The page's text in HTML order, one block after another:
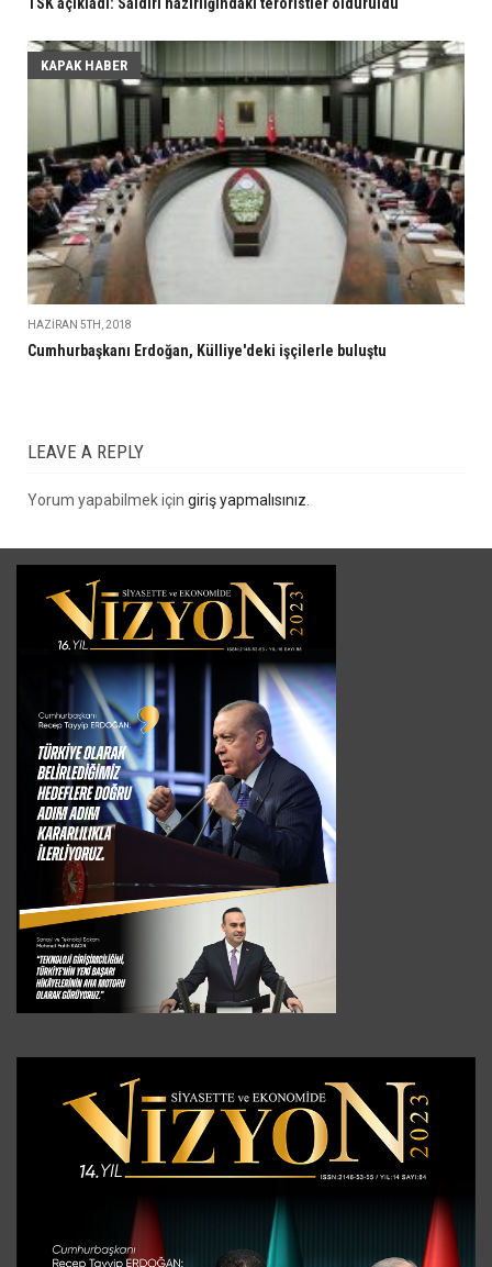
TSK açıkladı: Saldırı hazırlığındaki teröristler öldürüldü
KAPAK HABER
HAZIRAN 5TH, 2018
Cumhurbaşkanı Erdoğan, Külliye'deki işçilerle buluştu
LEAVE A REPLY
Yorum yapabilmek için giriş yapmalısınız.